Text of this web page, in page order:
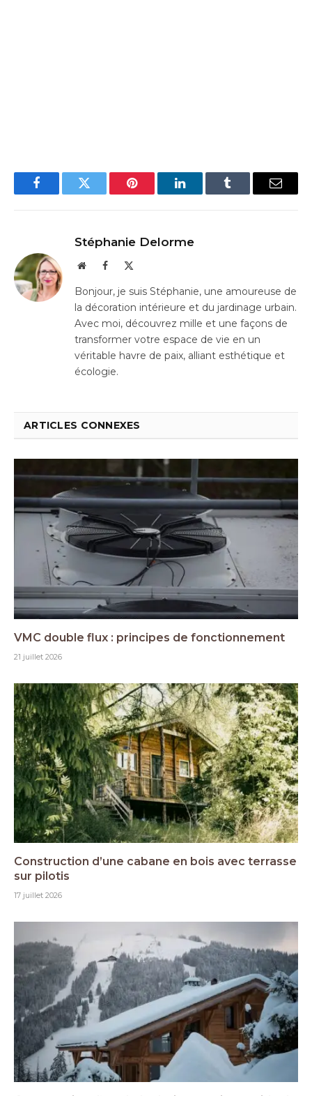
FacebookTwitter Pinterest LinkedInTumblr Email
Stéphanie Delorme
WebsiteFacebook
Bonjour, je suis Stéphanie, une amoureuse de
la décoration intérieure et du jardinage urbain.
Avec moi, découvrez mille et une façons de
transformer votre espace de vie en un
véritable havre de paix, alliant esthétique et
écologie.
ARTICLES CONNEXES
VMC double flux : principes de fonctionnement
21 juillet 2026
Construction d’une cabane en bois avec terrasse
sur pilotis
17 juillet 2026